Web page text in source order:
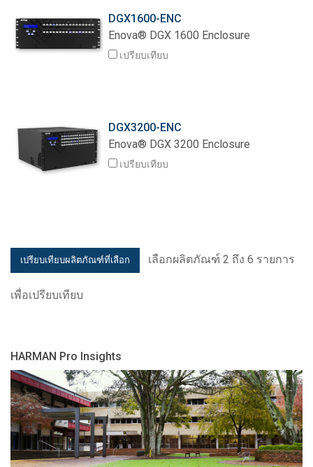
DGX1600-ENC
Enova® DGX 1600 Enclosure
เปรียบเทียบ
DGX3200-ENC
Enova® DGX 3200 Enclosure
เปรียบเทียบ
เลือกผลิตภัณฑ์ 2 ถึง 6 รายการ
เพื่อเปรียบเทียบ
HARMAN Pro Insights